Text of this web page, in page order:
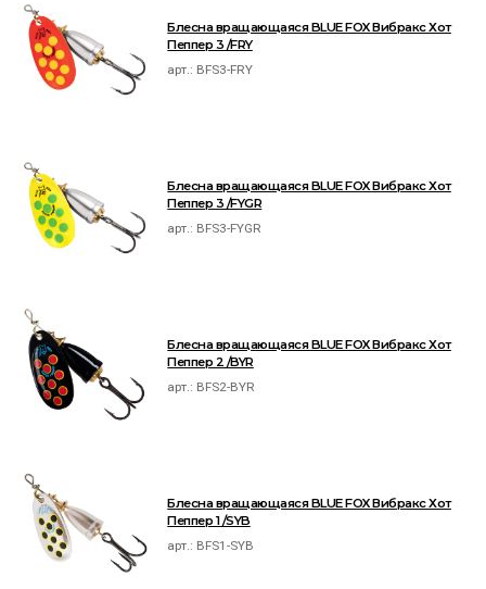
Блесна вращающаяся BLUE FOX Вибракс Хот
Пеппер 3 /FRY
арт.: BFS3-FRY
Блесна вращающаяся BLUE FOX Вибракс Хот
Пеппер 3 /FYGR
арт.: BFS3-FYGR
Блесна вращающаяся BLUE FOX Вибракс Хот
Пеппер 2 /BYR
арт.: BFS2-BYR
Блесна вращающаяся BLUE FOX Вибракс Хот
Пеппер 1 /SYB
арт.: BFS1-SYB